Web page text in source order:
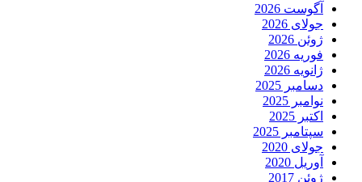
آگوست 2026
جولای 2026
ژوئن 2026
فوریه 2026
ژانویه 2026
دسامبر 2025
نوامبر 2025
اکتبر 2025
سپتامبر 2025
جولای 2020
آوریل 2020
ژوئن 2017